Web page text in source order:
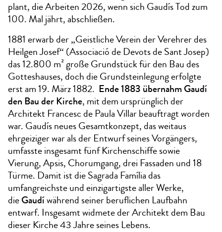
plant, die Arbeiten 2026, wenn sich Gaudís Tod zum
100. Mal jährt, abschließen.
1881 erwarb der „Geistliche Verein der Verehrer des
Heilgen Josef“ (Associació de Devots de Sant Josep)
das 12.800 m² große Grundstück für den Bau des
Gotteshauses, doch die Grundsteinlegung erfolgte
erst am 19. März 1882. Ende 1883 übernahm Gaudí
den Bau der Kirche, mit dem ursprünglich der
Architekt Francesc de Paula Villar beauftragt worden
war. Gaudís neues Gesamtkonzept, das weitaus
ehrgeiziger war als der Entwurf seines Vorgängers,
umfasste insgesamt fünf Kirchenschiffe sowie
Vierung, Apsis, Chorumgang, drei Fassaden und 18
Türme. Damit ist die Sagrada Família das
umfangreichste und einzigartigste aller Werke,
dieGaudíwährend seiner beruflichen Laufbahn
entwarf. Insgesamt widmete der Architekt dem Bau
dieser Kirche 43 Jahre seines Lebens.